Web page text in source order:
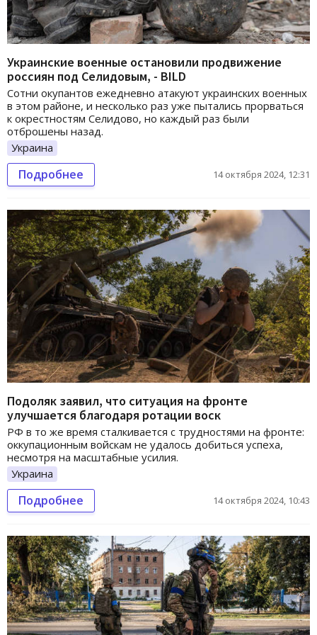
Украинские военные остановили продвижение
россиян под Селидовым, - BILD
Сотни окупантов ежедневно атакуют украинских военных
в этом районе, и несколько раз уже пытались прорваться
к окрестностям Селидово, но каждый раз были
отброшены назад.
Украина
Подробнее 14 октября 2024, 12:31
Подоляк заявил, что ситуация на фронте
улучшается благодаря ротации воск
РФ в то же время сталкивается с трудностями на фронте:
оккупационным войскам не удалось добиться успеха,
несмотря на масштабные усилия.
Украина
Подробнее 14 октября 2024, 10:43